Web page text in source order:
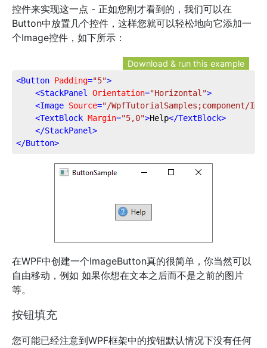
控件来实现这一点 - 正如您刚才看到的，我们可以在
Button中放置几个控件，这样您就可以轻松地向它添加一
个Image控件，如下所示：
Download & run this example
<Button Padding="5">
<StackPanel Orientation="Horizontal">
<Image Source="/WpfTutorialSamples;component/
<TextBlock Margin="5,0">Help</TextBlock>
</StackPanel>
</Button>
在WPF中创建一个ImageButton真的很简单，你当然可以
自由移动，例如 如果你想在文本之后而不是之前的图片
等。
按钮填充
您可能已经注意到WPF框架中的按钮默认情况下没有任何